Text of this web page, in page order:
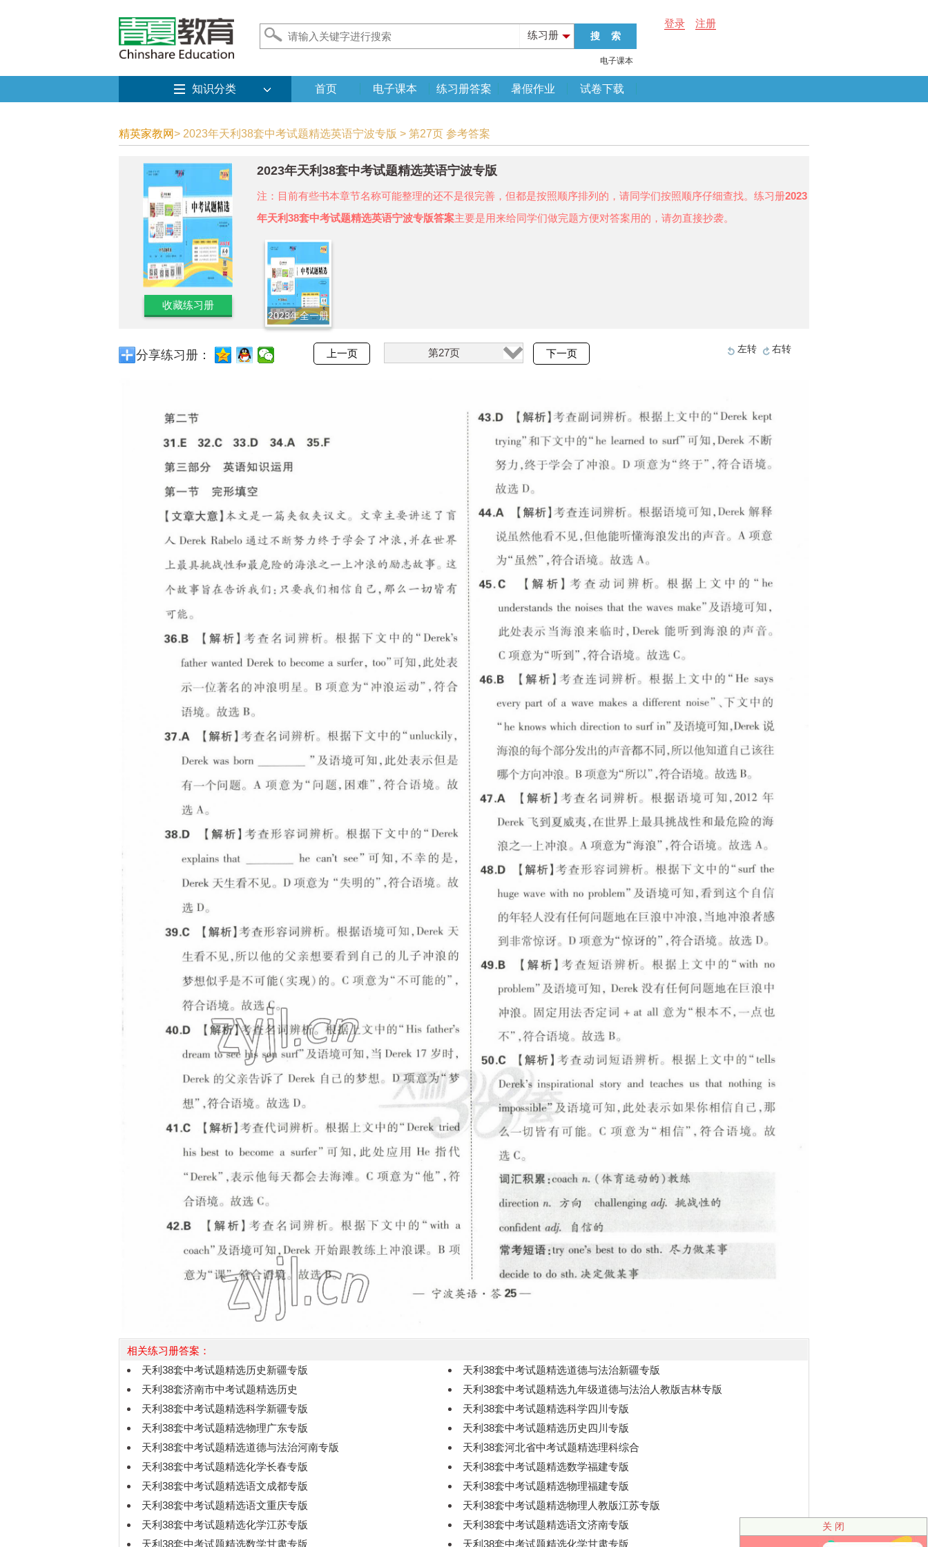
练习册
电子课本
登录 注册
知识分类 首页 电子课本 练习册答案 暑假作业 试卷下载
精英家教网> 2023年天利38套中考试题精选英语宁波专版 > 第27页 参考答案
收藏练习册
2023年天利38套中考试题精选英语宁波专版
注：目前有些书本章节名称可能整理的还不是很完善，但都是按照顺序排列的，请同学们按照顺序仔细查找。练习册2023
年天利38套中考试题精选英语宁波专版答案主要是用来给同学们做完题方便对答案用的，请勿直接抄袭。
2023年全一册
分享练习册： 上一页 第27页 下一页 左转 右转
相关练习册答案：
天利38套中考试题精选历史新疆专版
天利38套中考试题精选道德与法治新疆专版
天利38套济南市中考试题精选历史
天利38套中考试题精选九年级道德与法治人教版吉林专版
天利38套中考试题精选科学新疆专版
天利38套中考试题精选科学四川专版
天利38套中考试题精选物理广东专版
天利38套中考试题精选历史四川专版
天利38套中考试题精选道德与法治河南专版
天利38套河北省中考试题精选理科综合
天利38套中考试题精选化学长春专版
天利38套中考试题精选数学福建专版
天利38套中考试题精选语文成都专版
天利38套中考试题精选物理福建专版
天利38套中考试题精选语文重庆专版
天利38套中考试题精选物理人教版江苏专版
天利38套中考试题精选化学江苏专版
天利38套中考试题精选语文济南专版
天利38套中考试题精选数学甘肃专版
天利38套中考试题精选化学甘肃专版
关 闭